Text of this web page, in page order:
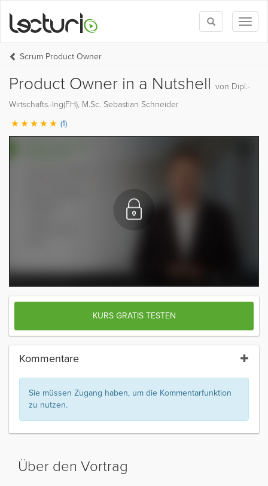
Toggle
search
Scrum Product Owner
Product Owner in a Nutshell von Dipl.-
Wirtschafts.-Ing(FH), M.Sc. Sebastian Schneider
(1)
KURS GRATIS TESTEN
Kommentare
Sie müssen Zugang haben, um die Kommentarfunktion
zu nutzen.
Über den Vortrag